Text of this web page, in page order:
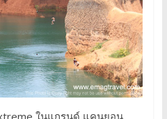
ในแกรนด์ แคนยอน